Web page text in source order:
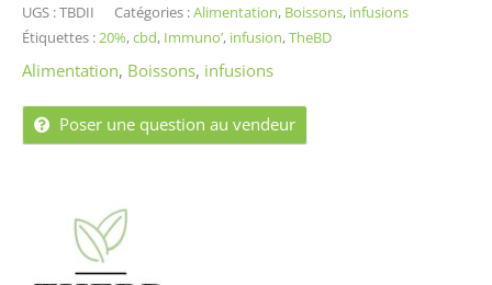
UGS :TBDII Catégories :Alimentation, Boissons, infusions
Étiquettes :20%,cbd, Immuno’, infusion,TheBD
Alimentation, Boissons, infusions
Poser une question au vendeur